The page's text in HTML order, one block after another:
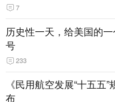
7
历史性一天，给美国的
号
233
《民用航空发展“十五五
布